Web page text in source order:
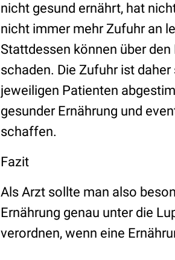
nicht gesund ernährt, hat
nicht immer mehr Zufuhr an
Stattdessen können über
schaden. Die Zufuhr ist
jeweiligen Patienten
gesunder Ernährung und
schaffen.
Fazit
Als Arzt sollte man also
Ernährung genau unter die
verordnen, wenn eine